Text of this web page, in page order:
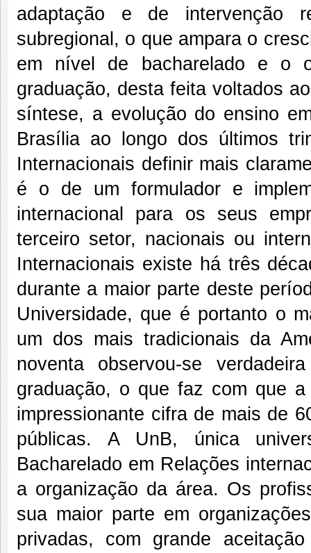
adaptação e de intervenção
subregional, o que ampara o
em nível de bacharelado e o
graduação, desta feita voltados
síntese, a evolução do ensino
Brasília ao longo dos últimos
Internacionais definir mais
é o de um formulador e
internacional para os seus
terceiro setor, nacionais ou
Internacionais existe há três
durante a maior parte deste
Universidade, que é portanto o
um dos mais tradicionais da
noventa observou-se
graduação, o que faz com que
impressionante cifra de mais de
públicas. A UnB, única
Bacharelado em Relações
a organização da área. Os
sua maior parte em
privadas, com grande